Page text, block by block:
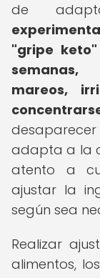
de
"gripe
mareos,
adapta a la
atento a
ajustar la
según sea
Realizar
alimentos,